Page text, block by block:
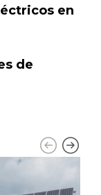
en
de